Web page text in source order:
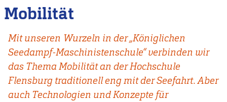
Mobilität
Mit unseren Wurzeln in der „Königlichen
Seedampf-Maschinistenschule“ verbinden wir
das Thema Mobilität an der Hochschule
Flensburg traditionell eng mit der Seefahrt. Aber
auch Technologien und Konzepte für